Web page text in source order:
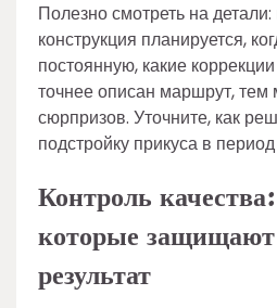
Полезно смотреть на
конструкция планируется,
постоянную, какие
точнее описан маршрут,
сюрпризов. Уточните, как
подстройку прикуса в
Контроль
которые
результат